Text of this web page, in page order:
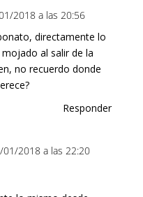
2018 a las 20:56
directamente lo
al salir de la
no recuerdo donde
Responder
01/2018 a las 22:20